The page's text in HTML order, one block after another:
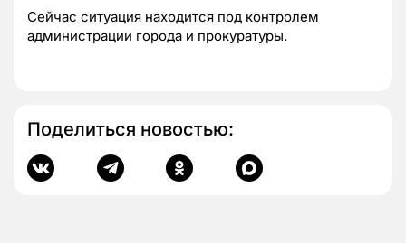
Сейчас ситуация находится под контролем
администрации города и прокуратуры.
Поделиться новостью: